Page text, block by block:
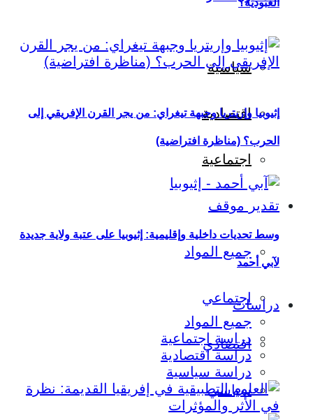
سياسية
اقتصادية
اجتماعية
تقدير موقف
جميع المواد
اجتماعي
اقتصادي
سياسي
العبودية؟
إثيوبيا وإريتريا وجبهة تيغراي: من يجر القرن الإفريقي إلى
الحرب؟ (مناظرة افتراضية)
وسط تحديات داخلية وإقليمية: إثيوبيا على عتبة ولاية جديدة
لآبي أحمد
دراسات
جميع المواد
دراسة اجتماعية
دراسة اقتصادية
دراسة سياسية